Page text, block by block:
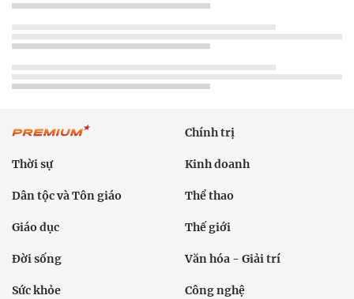
Chính trị
Thời sự Kinh doanh
Dân tộc và Tôn giáo Thể thao
Giáo dục Thế giới
Đời sống Văn hóa - Giải trí
Sức khỏe Công nghệ